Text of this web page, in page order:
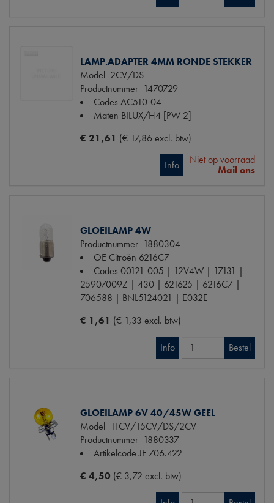
LAMP.ADAPTER 4MM RONDE STEKKER
Model 2CV/DS
Productnummer 1470729
Codes AC510-04
Maten BILUX/H4 [PW 2]
€ 21,61 (€ 17,86 excl. btw)
Info
Niet op voorraad
Mail ons
GLOEILAMP 4W
Productnummer 1880304
OE Citroën 6216C7
Codes 00121-005 | 12V4W | 17131 |
25907009Z | 430 | 621625 | 6216C7 |
706588 | BNL5124021 | E032E
€ 1,61 (€ 1,33 excl. btw)
Info Bestel
GLOEILAMP 6V 40/45W GEEL
Model 11CV/15CV/DS/2CV
Productnummer 1880337
Artikelcode JF 706.422
€ 4,50 (€ 3,72 excl. btw)